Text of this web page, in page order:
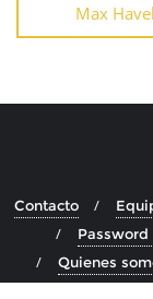
Max
Contacto
Password
Quienes